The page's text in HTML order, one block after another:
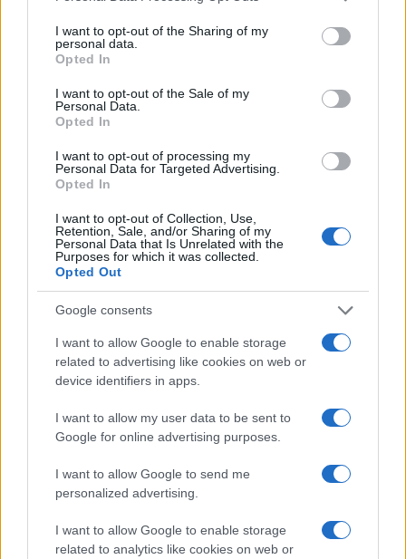
not limited to your visit or usage behaviour. You may click to
grant or deny consent to Google and its third-party tags to
use your data for below specified purposes in below Google
consent section.
I want to opt-out of the Sharing of my
personal data.
Opted In
I want to opt-out of the Sale of my
Personal Data.
Opted In
I want to opt-out of processing my
Personal Data for Targeted Advertising.
Opted In
I want to opt-out of Collection, Use,
Retention, Sale, and/or Sharing of my
Personal Data that Is Unrelated with the
Purposes for which it was collected.
Opted Out
Google consents
I want to allow Google to enable storage
related to advertising like cookies on web or
device identifiers in apps.
I want to allow my user data to be sent to
Google for online advertising purposes.
I want to allow Google to send me
personalized advertising.
I want to allow Google to enable storage
related to analytics like cookies on web or
20,99
20,15
$
agosto
$22.42 $ 18.61 $ 24,66 7%
settembre
ottobre
$
25,90
$ 21,50 $ 31,09
$
9%
novembre
$
28,50
$ 24,22 $ 30,21 $27.21 10%
Dicembre
$
27,36
$ 22,43 $ 30,91 -4%